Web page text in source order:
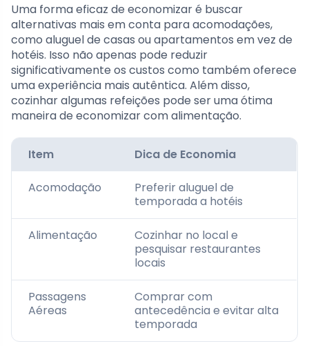
Uma forma eficaz de economizar é buscar
alternativas mais em conta para acomodações,
como aluguel de casas ou apartamentos em vez de
hotéis. Isso não apenas pode reduzir
significativamente os custos como também oferece
uma experiência mais autêntica. Além disso,
cozinhar algumas refeições pode ser uma ótima
maneira de economizar com alimentação.
Item Dica de Economia
Acomodação
Preferir aluguel de
temporada a hotéis
Alimentação
Cozinhar no local e
pesquisar restaurantes
locais
Passagens
Aéreas
Comprar com
antecedência e evitar alta
temporada